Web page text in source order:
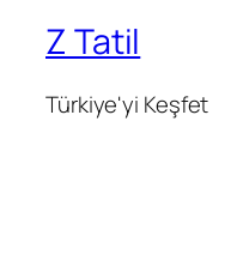
Z Tatil
Türkiye'yi Keşfet